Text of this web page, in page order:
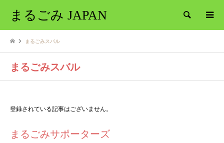
まるごみ JAPAN 検索
まるごみスバル
まるごみスバル
登録されている記事はございません。
まるごみサポーターズ